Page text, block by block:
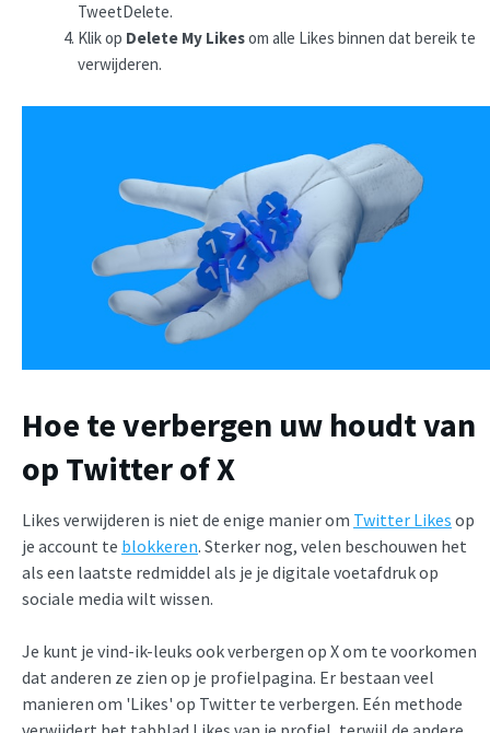
TweetDelete.
Klik op Delete My Likesom alle Likes binnen dat bereik te
verwijderen.
Hoe te verbergen uw houdt van
op Twitter of X
Likes verwijderen is niet de enige manier om Twitter Likes op
je account te blokkeren. Sterker nog, velen beschouwen het
als een laatste redmiddel als je je digitale voetafdruk op
sociale media wilt wissen.
Je kunt je vind-ik-leuks ook verbergen op X om te voorkomen
dat anderen ze zien op je profielpagina. Er bestaan veel
manieren om 'Likes' op Twitter te verbergen. Eén methode